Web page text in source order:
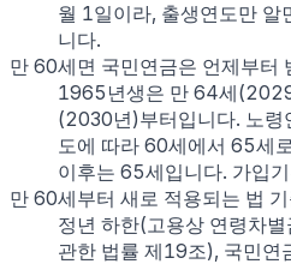
월 1일이라, 출생연도만 알
니다.
만 60세면 국민연금은 언제부터
1965년생은 만 64세
(2030년)부터입니다. 노령
도에 따라 60세에서 65세
이후는 65세입니다. 가입
만 60세부터 새로 적용되는 법
정년 하한(고용상 연령차
관한 법률 제19조), 국민연